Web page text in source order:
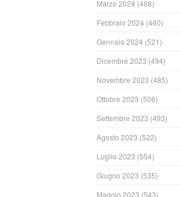
Marzo 2024 (468)
Febbraio 2024 (460)
Gennaio 2024 (521)
Dicembre 2023 (494)
Novembre 2023 (485)
Ottobre 2023 (506)
Settembre 2023 (493)
Agosto 2023 (522)
Luglio 2023 (554)
Giugno 2023 (535)
Maggio 2023 (543)